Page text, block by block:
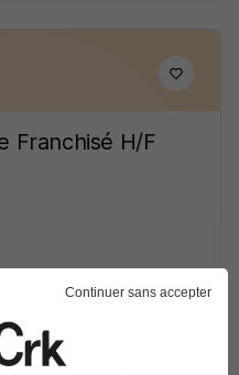
Franchisé H/F
il y a 22 jours
Continuer sans accepter